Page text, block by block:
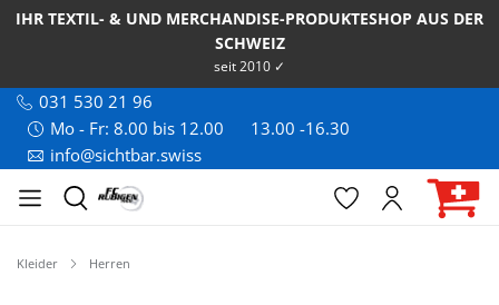
IHR TEXTIL- & UND MERCHANDISE-PRODUKTESHOP AUS DER
SCHWEIZ
seit 2010 ✓
031 530 21 96
Mo - Fr: 8.00 bis 12.00
13.00 -16.30
info@sichtbar.swiss
Kleider Herren